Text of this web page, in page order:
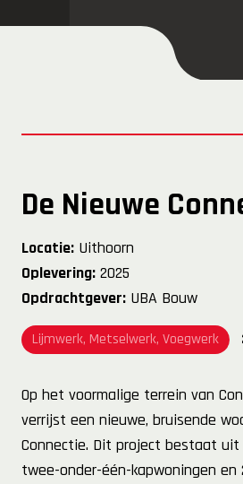
De Nieuwe
Locatie: Uithoorn
Oplevering: 2025
Opdrachtgever: UBA Bouw
Lijmwerk, Metselwerk, Voegwerk
Op het voormalige terrein van
verrijst een nieuwe, bruisende
Connectie. Dit project bestaat uit
twee-onder-één-kapwoningen en